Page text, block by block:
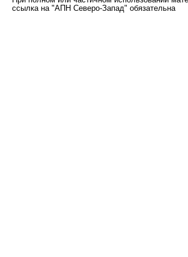
ссылка на "АПН Северо-Запад" обязательна